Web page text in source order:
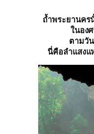
ถ้ำพระยานคร
ในอง
ตามวั
นี่คือลำแสงแ